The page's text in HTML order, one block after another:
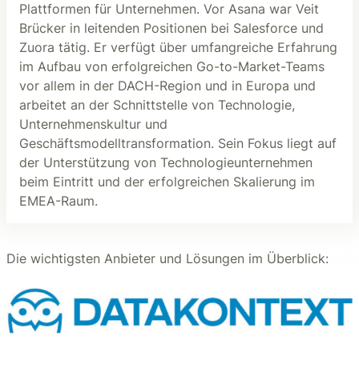
Plattformen für Unternehmen. Vor Asana war Veit
Brücker in leitenden Positionen bei Salesforce und
Zuora tätig. Er verfügt über umfangreiche Erfahrung
im Aufbau von erfolgreichen Go-to-Market-Teams
vor allem in der DACH-Region und in Europa und
arbeitet an der Schnittstelle von Technologie,
Unternehmenskultur und
Geschäftsmodelltransformation. Sein Fokus liegt auf
der Unterstützung von Technologieunternehmen
beim Eintritt und der erfolgreichen Skalierung im
EMEA-Raum.
Die wichtigsten Anbieter und Lösungen im Überblick: